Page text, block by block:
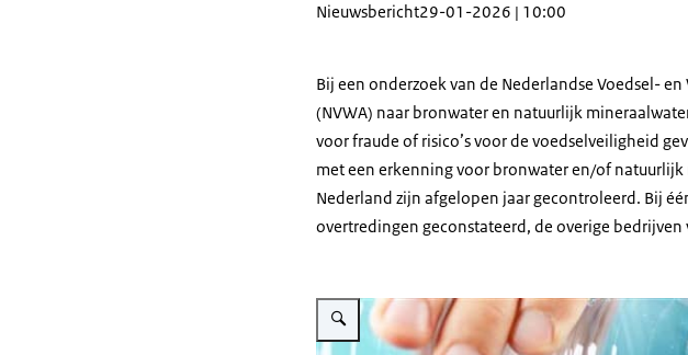
Nieuwsbericht29-01-2026 | 10:00
Bij een onderzoek van de Nederlandse Voedsel-
(NVWA) naar bronwater en natuurlijk
voor fraude of risico’s voor de voedselveiligheid
met een erkenning voor bronwater en/of
Nederland zijn afgelopen jaar gecontroleerd. Bij
overtredingen geconstateerd, de overige bedrijven
Vergroot afbeelding Water wordt uit een plastic fles in een